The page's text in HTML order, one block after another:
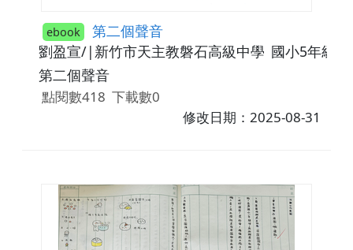
ebook 第二個聲音
劉盈宣/|新竹市天主教磐石高級中學 國小5年級~
第二個聲音
點閱數418 下載數0
修改日期：2025-08-31